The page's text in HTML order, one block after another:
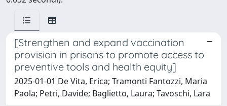
[Strengthen and expand vaccination
provision in prisons to promote access to
preventive tools and health equity]
2025-01-01 De Vita, Erica; Tramonti Fantozzi, Maria
Paola; Petri, Davide; Baglietto, Laura; Tavoschi, Lara